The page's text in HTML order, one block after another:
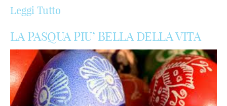
Leggi Tutto
LA PASQUA PIU’ BELLA DELLA VITA